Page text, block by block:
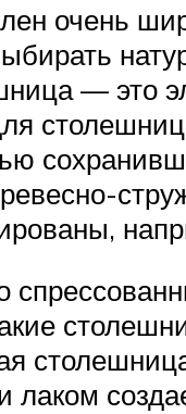
очень
— это